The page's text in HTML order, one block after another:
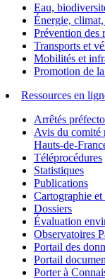
Eau,
Énergie,
Prévention des
Transports et
Mobilités et
Promotion de
Ressources en
Arrêtés
Avis du comité
Hauts-de-
Téléprocédures
Statistiques
Publications
Cartographie et
Dossiers
Évaluation
Observatoires
Portail des
Portail
Porter à